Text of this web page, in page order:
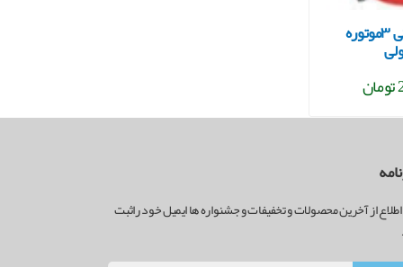
جاروبرقی صنعتی ۳موتوره
از آخرین محصولات و تخفیفات و جشنواره ها ایمیل خود راثبت